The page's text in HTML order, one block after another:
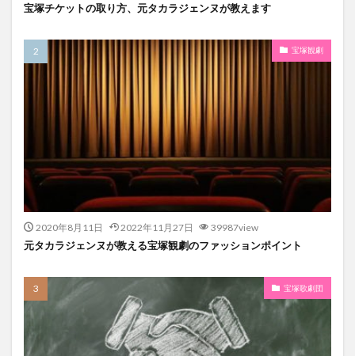
宝塚チケットの取り方、元タカラジェンヌが教えます
宝塚観劇
2020年8月11日 2022年11月27日 39987view
元タカラジェンヌが教える宝塚観劇のファッションポイント
宝塚歌劇団